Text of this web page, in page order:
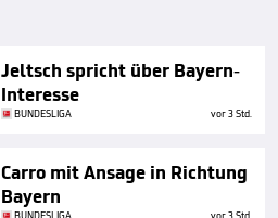
Jeltsch spricht über Bayern-
Interesse
BUNDESLIGA vor 3 Std.
Carro mit Ansage in Richtung
Bayern